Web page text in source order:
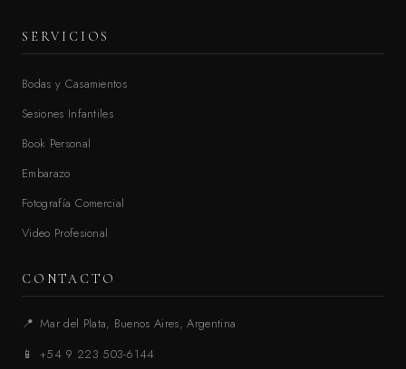
SERVICIOS
Bodas y Casamientos
Sesiones Infantiles
Book Personal
Embarazo
Fotografía Comercial
Video Profesional
CONTACTO
📍 Mar del Plata, Buenos Aires, Argentina
📱
+54 9 223 503-6144